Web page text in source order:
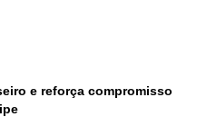
e reforça compromisso